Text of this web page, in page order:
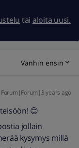
tai aloita uusi.
Vanhin ensin
Forum|Forum|3 years ago
😊
jollain
kysymys millä